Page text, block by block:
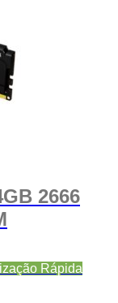
2666
Rápida